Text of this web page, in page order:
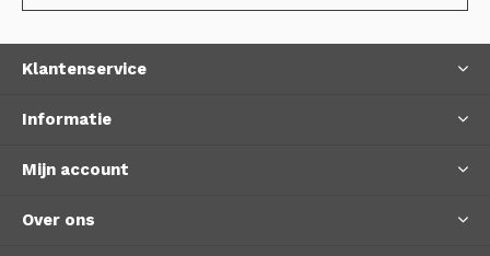
Klantenservice
Informatie
Mijn account
Over ons